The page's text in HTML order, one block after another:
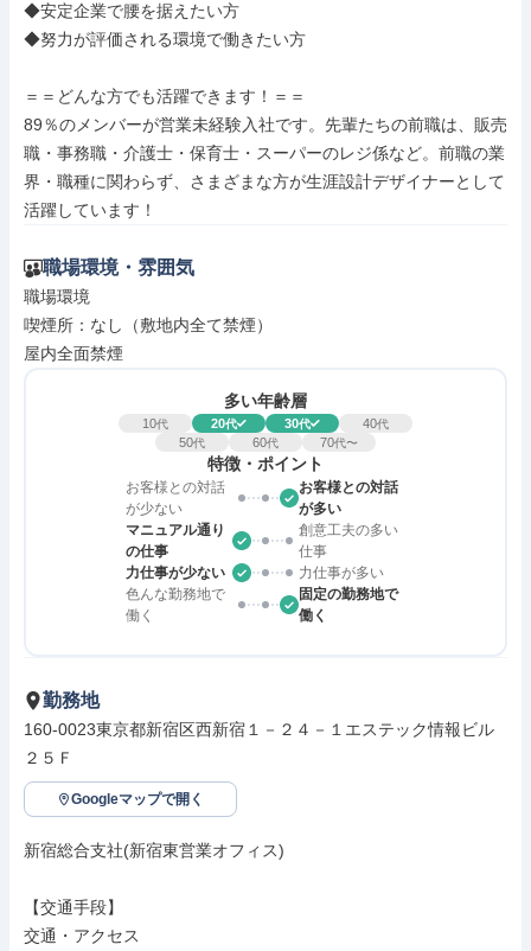
◆安定企業で腰を据えたい方
◆努力が評価される環境で働きたい方
＝＝どんな方でも活躍できます！＝＝
89％のメンバーが営業未経験入社です。先輩たちの前職は、販売
職・事務職・介護士・保育士・スーパーのレジ係など。前職の業
界・職種に関わらず、さまざまな方が生涯設計デザイナーとして
活躍しています！
職場環境・雰囲気
職場環境
喫煙所：なし（敷地内全て禁煙）
屋内全面禁煙
多い年齢層
10代 20代 30代 40代
50代 60代 70代〜
特徴・ポイント
お客様との対話
が少ない
お客様との対話
が多い
マニュアル通り
の仕事
創意工夫の多い
仕事
力仕事が少ない
力仕事が多い
色んな勤務地で
働く
固定の勤務地で
働く
勤務地
160-0023東京都新宿区西新宿１－２４－１エステック情報ビル
２５Ｆ
Googleマップで開く
新宿総合支社(新宿東営業オフィス)
【交通手段】
交通・アクセス